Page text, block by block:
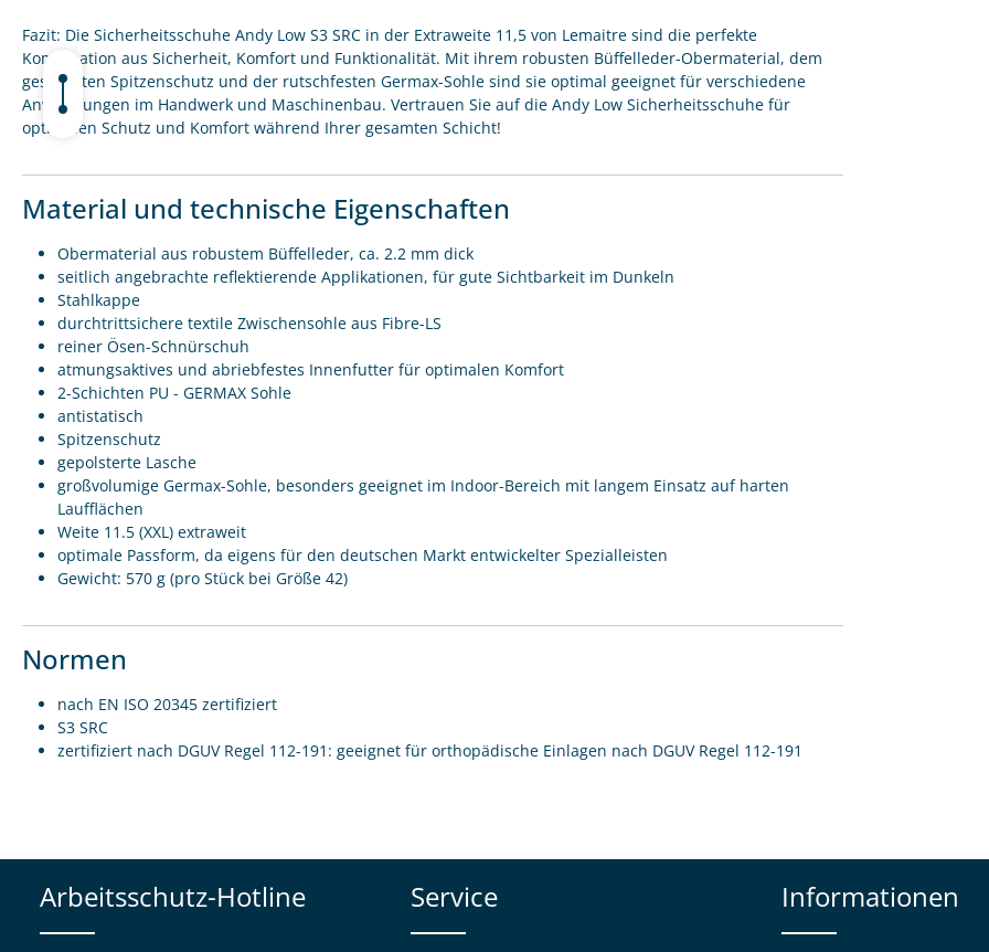
Fazit: Die Sicherheitsschuhe Andy Low S3 SRC in der Extraweite 11,5 von Lemaitre sind die perfekte
Kombination aus Sicherheit, Komfort und Funktionalität. Mit ihrem robusten Büffelleder-Obermaterial, dem
gespritzten Spitzenschutz und der rutschfesten Germax-Sohle sind sie optimal geeignet für verschiedene
Anwendungen im Handwerk und Maschinenbau. Vertrauen Sie auf die Andy Low Sicherheitsschuhe für
optimalen Schutz und Komfort während Ihrer gesamten Schicht!
Material und technische Eigenschaften
Obermaterial aus robustem Büffelleder, ca. 2.2 mm dick
seitlich angebrachte reflektierende Applikationen, für gute Sichtbarkeit im Dunkeln
Stahlkappe
durchtrittsichere textile Zwischensohle aus Fibre-LS
reiner Ösen-Schnürschuh
atmungsaktives und abriebfestes Innenfutter für optimalen Komfort
2-Schichten PU - GERMAX Sohle
antistatisch
Spitzenschutz
gepolsterte Lasche
großvolumige Germax-Sohle, besonders geeignet im Indoor-Bereich mit langem Einsatz auf harten
Laufflächen
Weite 11.5 (XXL) extraweit
optimale Passform, da eigens für den deutschen Markt entwickelter Spezialleisten
Gewicht: 570 g (pro Stück bei Größe 42)
Normen
nach EN ISO 20345 zertifiziert
S3 SRC
zertifiziert nach DGUV Regel 112-191: geeignet für orthopädische Einlagen nach DGUV Regel 112-191
Arbeitsschutz-Hotline Service Informationen